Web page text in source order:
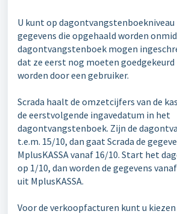
U kunt op
gegevens die opgehaald worden
dagontvangstenboek mogen
dat ze eerst nog moeten
worden door een gebruiker.
Scrada haalt de omzetcijfers van de
de eerstvolgende ingavedatum in het
dagontvangstenboek. Zijn de
t.e.m. 15/10, dan gaat Scrada de
MplusKASSA vanaf 16/10. Start het
op 1/10, dan worden de gegevens
uit MplusKASSA.
Voor de verkoopfacturen kunt u